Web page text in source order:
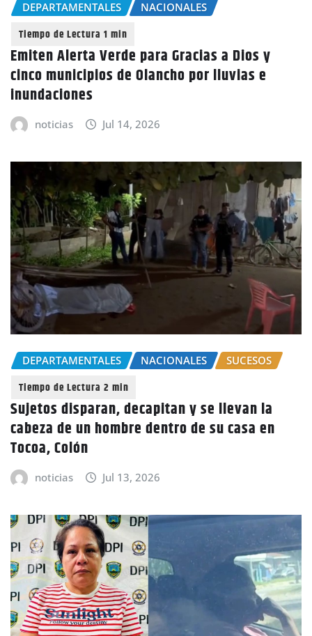
DEPARTAMENTALES NACIONALES
Emiten Alerta Verde para Gracias a Dios y
cinco municipios de Olancho por lluvias e
inundaciones
noticias Jul 14, 2026
DEPARTAMENTALES NACIONALES SUCESOS
Sujetos disparan, decapitan y se llevan la
cabeza de un hombre dentro de su casa en
Tocoa, Colón
noticias Jul 13, 2026